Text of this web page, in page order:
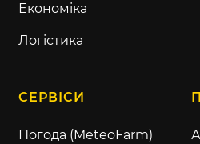
Економіка
Логістика
СЕРВІСИ
Погода (MeteoFarm)